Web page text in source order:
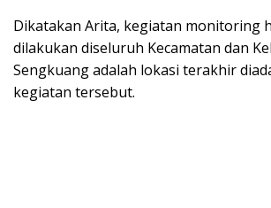
Dikatakan Arita, kegiatan monitoring
dilakukan diseluruh Kecamatan dan
Sengkuang adalah lokasi terakhir
kegiatan tersebut.